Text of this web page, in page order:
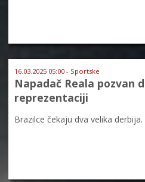
16.03.2025 05:00 - Sportske
Napadač Reala pozvan
reprezentaciji
Brazilce čekaju dva velika derbija.